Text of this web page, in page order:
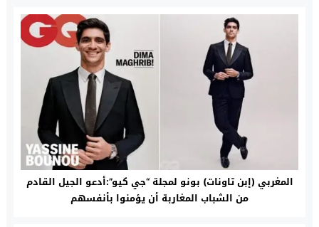
المغربي (إبن تاونات) بونو لمجلة “جي كيو”:أدعو الجيل القادم
من الشباب المغاربة أن يؤمنوا بأنفسهم